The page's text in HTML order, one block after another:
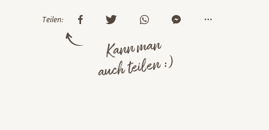
Teilen:
Kann man
auch teilen :)